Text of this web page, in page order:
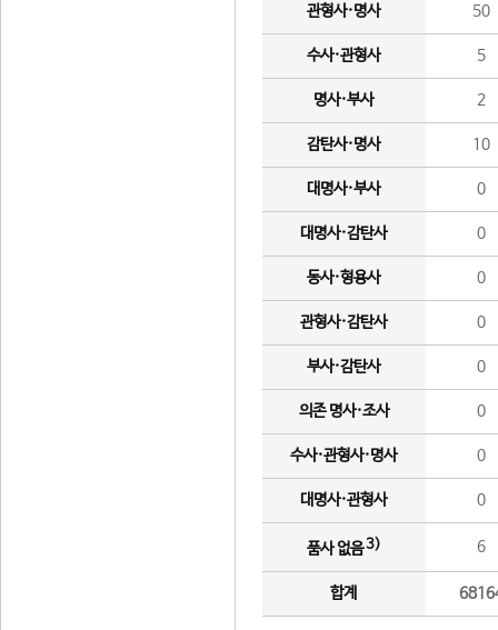
관형사·명사 50
수사·관형사 5
명사·부사 2
감탄사·명사 10
대명사·부사 0
대명사·감탄사 0
동사·형용사 0
관형사·감탄사 0
부사·감탄사 0
의존 명사·조사 0
수사·관형사·명사 0
대명사·관형사 0
품사 없음3) 6
합계